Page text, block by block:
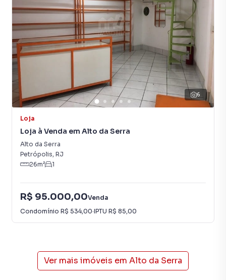
terrenos, lojas e barracões para venda ou locação, além de
empreendimentos em construção ou lançamentos na
planta em Alto da Serra e em outras regiões de Petrópolis.
Aqui você encontra milhares de ofertas para encontrar o
imóvel que mais combina com seu estilo de vida.
Negocie seu imóvel de forma totalmente online, com
segurança e tranquilidade. Na Immobile Administradora de
Bens você consegue comprar ou alugar um imóvel em
Petrópolis mesmo não estando na cidade e com a
praticidade de fazer tudo online, direto do seu computador
ou smartphone. Nós criamos soluções inovadoras para
simplificar a relação de proprietários, inquilinos e
compradores com o mercado imobiliário.
imóveis em diversas cidades do Brasil, incluindo
Petrópolis.
imobiliárias tradicionais. Já vendemos e locamos diversos
imóveis em Petrópolis, especialmente em Alto da Serra.
6
Loja
Loja à Venda em Alto da Serra
Alto da Serra
Petrópolis, RJ
26m² 1
R$ 95.000,00Venda
Condomínio R$ 534,00·IPTU R$ 85,00
Ver mais imóveis em Alto da Serra